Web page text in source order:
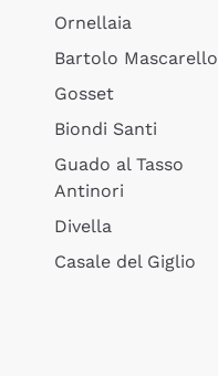
Ornellaia
Bartolo Mascarello
Gosset
Biondi Santi
Guado al Tasso
Antinori
Divella
Casale del Giglio